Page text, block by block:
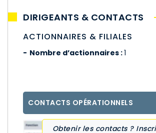
DIRIGEANTS & CONTACTS
ACTIONNAIRES & FILIALES
Nombre d’actionnaires :1
CONTACTS OPÉRATIONNELS
Obtenir les contacts ?